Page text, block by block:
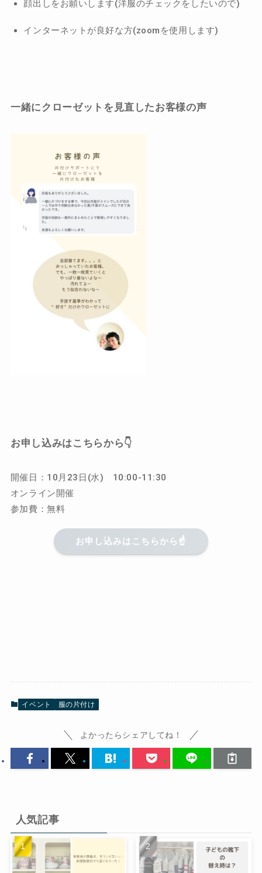
顔出しをお願いします(洋服のチェックをしたいので)
インターネットが良好な方(zoomを使用します)
一緒にクローゼットを見直したお客様の声
お申し込みはこちらから👇
開催日：10月23日(水) 10:00-11:30
オンライン開催
参加費：無料
お申し込みはこちらから☝️
イベント 服の片付け
よかったらシェアしてね！
人気記事